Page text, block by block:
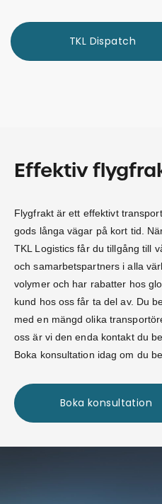
TKL Dispatch
Effektiv
Flygfrakt är ett effektivt
gods långa vägar på kort tid.
TKL Logistics får du tillgång till
och samarbetspartners i alla
volymer och har rabatter hos
kund hos oss får ta del av. Du
med en mängd olika
oss är vi den enda kontakt du
Boka konsultation idag om du
Boka konsultation